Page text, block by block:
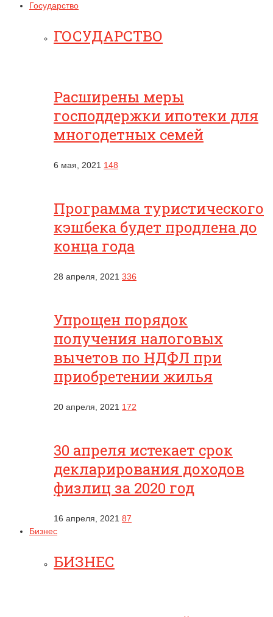
Государство
ГОСУДАРСТВО
Расширены меры
господдержки ипотеки для
многодетных семей
6 мая, 2021 148
Программа туристического
кэшбека будет продлена до
конца года
28 апреля, 2021 336
Упрощен порядок
получения налоговых
вычетов по НДФЛ при
приобретении жилья
20 апреля, 2021 172
30 апреля истекает срок
декларирования доходов
физлиц за 2020 год
16 апреля, 2021 87
Бизнес
БИЗНЕС